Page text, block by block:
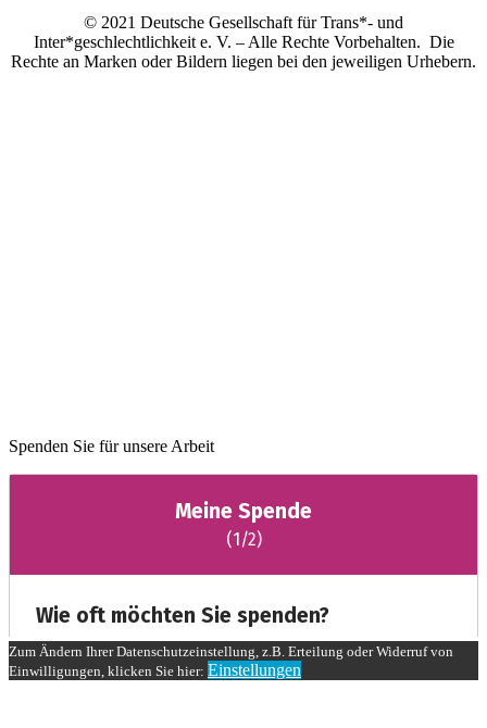
© 2021 Deutsche Gesellschaft für Trans*- und
Inter*geschlechtlichkeit e. V. – Alle Rechte Vorbehalten. Die
Rechte an Marken oder Bildern liegen bei den jeweiligen Urhebern.
Spenden Sie für unsere Arbeit
Zum Ändern Ihrer Datenschutzeinstellung, z.B. Erteilung oder Widerruf von
Einwilligungen, klicken Sie hier: Einstellungen